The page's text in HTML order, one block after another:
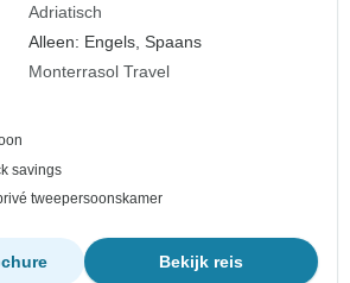
Adriatisch
Alleen: Engels, Spaans
Monterrasol Travel
savings
tweepersoonskamer
Bekijk reis